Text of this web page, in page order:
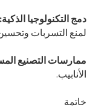
دمج التكنولوجيا الذكية:
لمنع التسربات
ممارسات التصنيع
الأنابيب.
خاتمة